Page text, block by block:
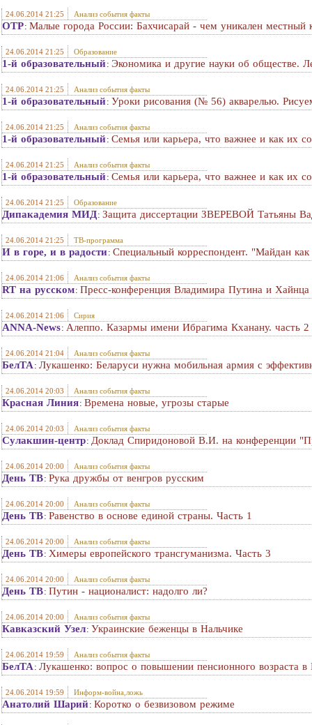
24.06.2014 21:25 Анализ события факты
ОТР: Малые города России: Бахчисарай - чем уникален местный
24.06.2014 21:25 Образование
1-й образовательный: Экономика и другие науки об обществе.
24.06.2014 21:25 Анализ события факты
1-й образовательный: Уроки рисования (№ 56) акварелью.
24.06.2014 21:25 Анализ события факты
1-й образовательный: Семья или карьера, что важнее и как их
24.06.2014 21:25 Анализ события факты
1-й образовательный: Семья или карьера, что важнее и как их
24.06.2014 21:25 Образование
Дипакадемия МИД: Защита диссертации ЗВЕРЕВОЙ Татьяны
24.06.2014 21:25 ТВ-программа
И в горе, и в радости: Специальный корреспондент. "Майдан
24.06.2014 21:06 Анализ события факты
RT на русском: Пресс-конференция Владимира Путина и
24.06.2014 21:06 Сирия
ANNA-News: Алеппо. Казармы имени Ибрагима Кханану. часть 2
24.06.2014 21:04 Анализ события факты
БелТА : Лукашенко: Беларуси нужна мобильная армия с
24.06.2014 20:03 Анализ события факты
Красная Линия: Времена новые, угрозы старые
24.06.2014 20:03 Анализ события факты
Сулакшин-центр: Доклад Спиридоновой В.И. на конференции
24.06.2014 20:00 Анализ события факты
День ТВ: Рука дружбы от венгров русским
24.06.2014 20:00 Анализ события факты
День ТВ: Равенство в основе единой страны. Часть 1
24.06.2014 20:00 Анализ события факты
День ТВ: Химеры европейского трансгуманизма. Часть 3
24.06.2014 20:00 Анализ события факты
День ТВ: Путин - националист: надолго ли?
24.06.2014 20:00 Анализ события факты
Кавказский Узел: Украинские беженцы в Нальчике
24.06.2014 19:59 Анализ события факты
БелТА : Лукашенко: вопрос о повышении пенсионного возраста в
24.06.2014 19:59 Информ-война,ложь
Анатолий Шарий: Коротко о безвизовом режиме